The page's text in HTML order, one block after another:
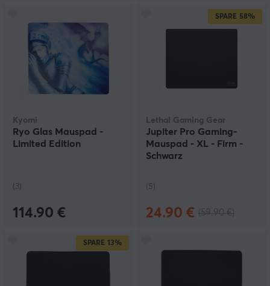
Kyomi
Ryo Glas Mauspad -
Limited Edition
(3)
114.90 €
SPARE 58%
Lethal Gaming Gear
Jupiter Pro Gaming-
Mauspad - XL - Firm -
Schwarz
(5)
24.90 €
SPARE 13%